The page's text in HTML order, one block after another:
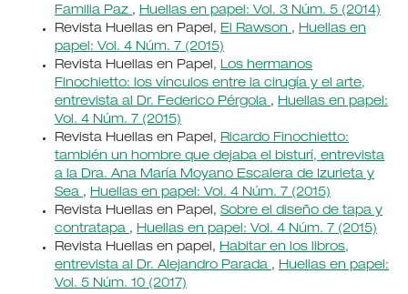
Familia Paz , Huellas en papel: Vol. 3 Núm. 5 (2014)
Revista Huellas en Papel, El Rawson , Huellas en
papel: Vol. 4 Núm. 7 (2015)
Revista Huellas en Papel, Los hermanos
Finochietto: los vínculos entre la cirugía y el arte,
entrevista al Dr. Federico Pérgola , Huellas en papel:
Vol. 4 Núm. 7 (2015)
Revista Huellas en Papel, Ricardo Finochietto:
también un hombre que dejaba el bisturí, entrevista
a la Dra. Ana María Moyano Escalera de Izurieta y
Sea , Huellas en papel: Vol. 4 Núm. 7 (2015)
Revista Huellas en Papel, Sobre el diseño de tapa y
contratapa , Huellas en papel: Vol. 4 Núm. 7 (2015)
Revista Huellas en papel, Habitar en los libros,
entrevista al Dr. Alejandro Parada , Huellas en papel:
Vol. 5 Núm. 10 (2017)